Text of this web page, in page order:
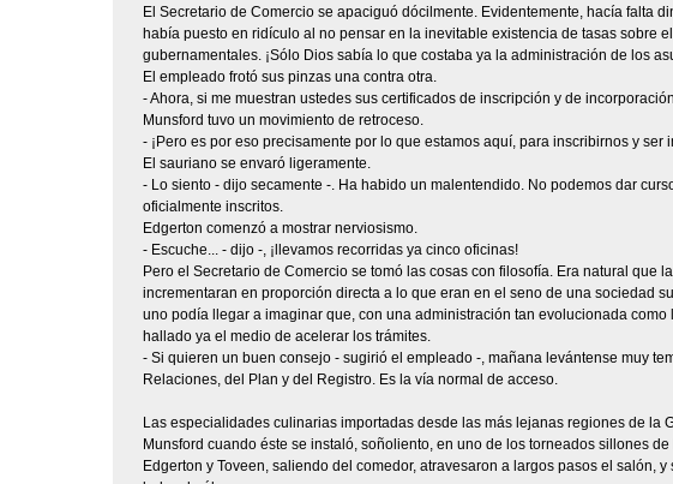
El Secretario de Comercio se apaciguó dócilmente. Evidentemente, hacía falta
había puesto en ridículo al no pensar en la inevitable existencia de tasas sobre
gubernamentales. ¡Sólo Dios sabía lo que costaba ya la administración de los
El empleado frotó sus pinzas una contra otra.
- Ahora, si me muestran ustedes sus certificados de inscripción y de
Munsford tuvo un movimiento de retroceso.
- ¡Pero es por eso precisamente por lo que estamos aquí, para inscribirnos y
El sauriano se envaró ligeramente.
- Lo siento - dijo secamente -. Ha habido un malentendido. No podemos dar
oficialmente inscritos.
Edgerton comenzó a mostrar nerviosismo.
- Escuche... - dijo -, ¡llevamos recorridas ya cinco oficinas!
Pero el Secretario de Comercio se tomó las cosas con filosofía. Era natural que
incrementaran en proporción directa a lo que eran en el seno de una sociedad
uno podía llegar a imaginar que, con una administración tan evolucionada
hallado ya el medio de acelerar los trámites.
- Si quieren un buen consejo - sugirió el empleado -, mañana levántense muy
Relaciones, del Plan y del Registro. Es la vía normal de acceso.
Las especialidades culinarias importadas desde las más lejanas regiones de la
Munsford cuando éste se instaló, soñoliento, en uno de los torneados sillones
Edgerton y Toveen, saliendo del comedor, atravesaron a largos pasos el salón,